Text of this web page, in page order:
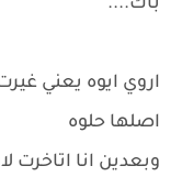
باك....
اروي ايوه يعني
اصلها حلوه
وبعدين انا اتاخرت